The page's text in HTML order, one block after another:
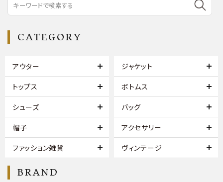
CATEGORY
アウター ジャケット
トップス ボトムス
シューズ バッグ
帽子 アクセサリー
ファッション雑貨 ヴィンテージ
BRAND